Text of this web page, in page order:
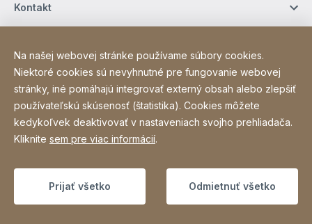
Kontakt
Kontakt
Site Web
[Website information]
Poďakovanie
Ochrana osobných údajov
Vyhlásenie o prístupnosti
Sitemap
Copyright © 2026
Na našej webovej stránke používame súbory cookies.
Niektoré cookies sú nevyhnutné pre fungovanie webovej
stránky, iné pomáhajú integrovať externý obsah alebo zlepšiť
používateľskú skúsenosť (štatistika). Cookies môžete
kedykoľvek deaktivovať v nastaveniach svojho prehliadača.
Kliknite sem pre viac informácií.
Prijať všetko Odmietnuť všetko